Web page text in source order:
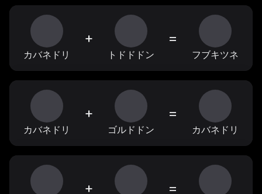
カバネドリ
+
トドドドン
=
フブキツネ
カバネドリ
+
ゴルドドン
=
カバネドリ
+ =